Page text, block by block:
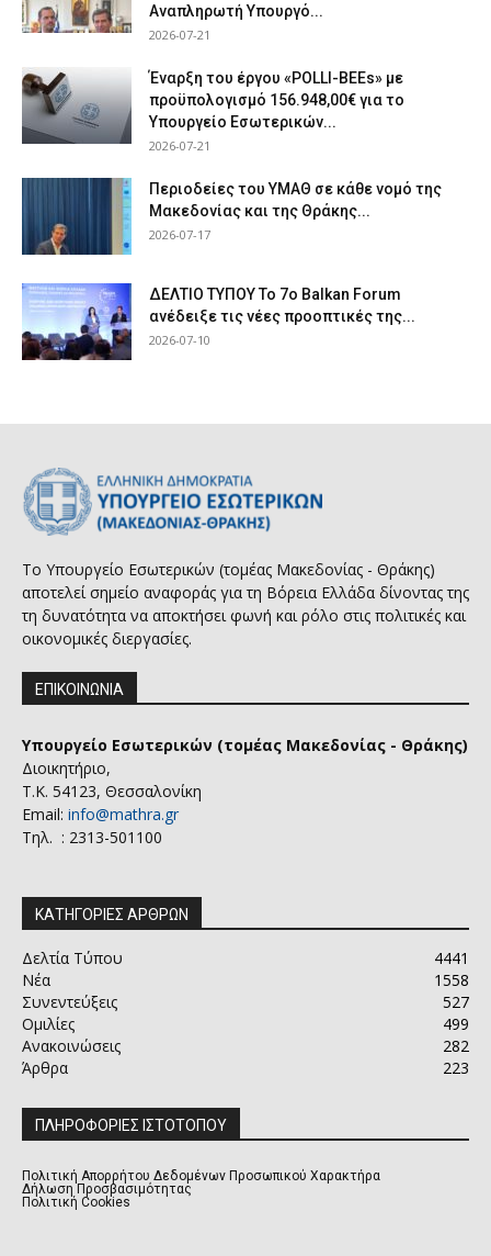
Αναπληρωτή Υπουργό...
2026-07-21
Έναρξη του έργου «POLLI-BEEs» με
προϋπολογισμό 156.948,00€ για το
Υπουργείο Εσωτερικών...
2026-07-21
Περιοδείες του ΥΜΑΘ σε κάθε νομό της
Μακεδονίας και της Θράκης...
2026-07-17
ΔΕΛΤΙΟ ΤΥΠΟΥ Το 7ο Balkan Forum
ανέδειξε τις νέες προοπτικές της...
2026-07-10
Το Υπουργείο Εσωτερικών (τομέας Μακεδονίας - Θράκης)
αποτελεί σημείο αναφοράς για τη Βόρεια Ελλάδα δίνοντας της
τη δυνατότητα να αποκτήσει φωνή και ρόλο στις πολιτικές και
οικονομικές διεργασίες.
ΕΠΙΚΟΙΝΩΝΙΑ
Υπουργείο Εσωτερικών (τομέας Μακεδονίας - Θράκης)
Διοικητήριο,
Τ.Κ. 54123, Θεσσαλονίκη
Email: info@mathra.gr
Τηλ. : 2313-501100
ΚΑΤΗΓΟΡΙΕΣ ΑΡΘΡΩΝ
Δελτία Τύπου
4441
Νέα
1558
Συνεντεύξεις
527
Ομιλίες
499
Ανακοινώσεις
282
Άρθρα
223
ΠΛΗΡΟΦΟΡΙΕΣ ΙΣΤΟΤΟΠΟΥ
Πολιτική Απορρήτου Δεδομένων Προσωπικού Χαρακτήρα
Δήλωση Προσβασιμότητας
Πολιτική Cookies